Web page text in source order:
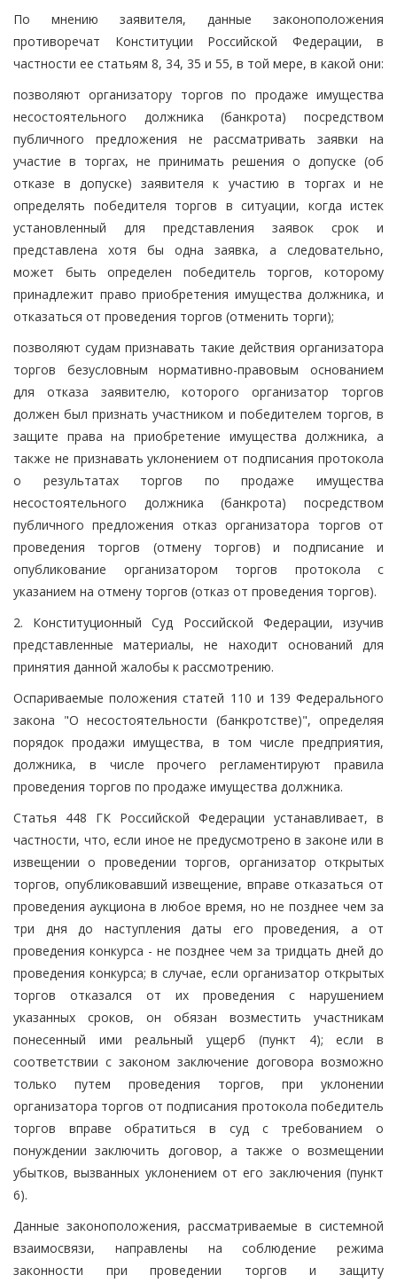
По мнению заявителя, данные законоположения
противоречат Конституции Российской Федерации, в
частности ее статьям 8, 34, 35 и 55, в той мере, в какой они:
позволяют организатору торгов по продаже имущества
несостоятельного должника (банкрота) посредством
публичного предложения не рассматривать заявки на
участие в торгах, не принимать решения о допуске (об
отказе в допуске) заявителя к участию в торгах и не
определять победителя торгов в ситуации, когда истек
установленный для представления заявок срок и
представлена хотя бы одна заявка, а следовательно,
может быть определен победитель торгов, которому
принадлежит право приобретения имущества должника, и
отказаться от проведения торгов (отменить торги);
позволяют судам признавать такие действия организатора
торгов безусловным нормативно-правовым основанием
для отказа заявителю, которого организатор торгов
должен был признать участником и победителем торгов, в
защите права на приобретение имущества должника, а
также не признавать уклонением от подписания протокола
о результатах торгов по продаже имущества
несостоятельного должника (банкрота) посредством
публичного предложения отказ организатора торгов от
проведения торгов (отмену торгов) и подписание и
опубликование организатором торгов протокола с
указанием на отмену торгов (отказ от проведения торгов).
2. Конституционный Суд Российской Федерации, изучив
представленные материалы, не находит оснований для
принятия данной жалобы к рассмотрению.
Оспариваемые положения статей 110 и 139 Федерального
закона "О несостоятельности (банкротстве)", определяя
порядок продажи имущества, в том числе предприятия,
должника, в числе прочего регламентируют правила
проведения торгов по продаже имущества должника.
Статья 448 ГК Российской Федерации устанавливает, в
частности, что, если иное не предусмотрено в законе или в
извещении о проведении торгов, организатор открытых
торгов, опубликовавший извещение, вправе отказаться от
проведения аукциона в любое время, но не позднее чем за
три дня до наступления даты его проведения, а от
проведения конкурса - не позднее чем за тридцать дней до
проведения конкурса; в случае, если организатор открытых
торгов отказался от их проведения с нарушением
указанных сроков, он обязан возместить участникам
понесенный ими реальный ущерб (пункт 4); если в
соответствии с законом заключение договора возможно
только путем проведения торгов, при уклонении
организатора торгов от подписания протокола победитель
торгов вправе обратиться в суд с требованием о
понуждении заключить договор, а также о возмещении
убытков, вызванных уклонением от его заключения (пункт
6).
Данные законоположения, рассматриваемые в системной
взаимосвязи, направлены на соблюдение режима
законности при проведении торгов и защиту